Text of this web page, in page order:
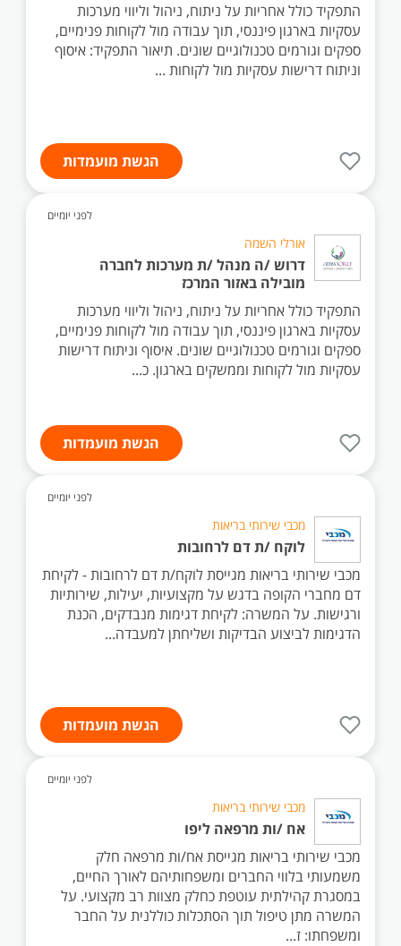
התפקיד כולל אחריות על ניתוח, ניהול וליווי מערכות
עסקיות בארגון פיננסי, תוך עבודה מול לקוחות פנימיים,
ספקים וגורמים טכנולוגיים שונים. תיאור התפקיד: איסוף
וניתוח דרישות עסקיות מול לקוחות ...
הגשת מועמדות
לפני יומיים
אורלי השמה
דרוש /ה מנהל /ת מערכות לחברה
מובילה באזור המרכז
התפקיד כולל אחריות על ניתוח, ניהול וליווי מערכות
עסקיות בארגון פיננסי, תוך עבודה מול לקוחות פנימיים,
ספקים וגורמים טכנולוגיים שונים. איסוף וניתוח דרישות
עסקיות מול לקוחות וממשקים בארגון. כ...
הגשת מועמדות
לפני יומיים
מכבי שירותי בריאות
לוקח /ת דם לרחובות
מכבי שירותי בריאות מגייסת לוקח/ת דם לרחובות - לקיחת
דם מחברי הקופה בדגש על מקצועיות, יעילות, שירותיות
ורגישות. על המשרה: לקיחת דגימות מנבדקים, הכנת
הדגימות לביצוע הבדיקות ושליחתן למעבדה...
הגשת מועמדות
לפני יומיים
מכבי שירותי בריאות
אח /ות מרפאה ליפו
מכבי שירותי בריאות מגייסת אח/ות מרפאה חלק
משמעותי בלווי החברים ומשפחותיהם לאורך החיים,
במסגרת קהילתית עוטפת כחלק מצוות רב מקצועי. על
המשרה מתן טיפול תוך הסתכלות כוללנית על החבר
ומשפחתו: ז...